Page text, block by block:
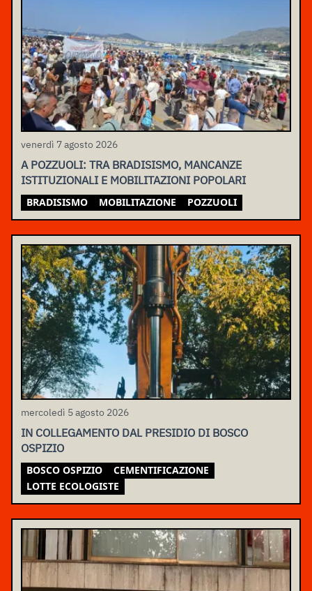
venerdì 7 agosto 2026
A POZZUOLI: TRA BRADISISMO, MANCANZE
ISTITUZIONALI E MOBILITAZIONI POPOLARI
BRADISISMO MOBILITAZIONE POZZUOLI
mercoledì 5 agosto 2026
IN COLLEGAMENTO DAL PRESIDIO DI BOSCO
OSPIZIO
BOSCO OSPIZIO
CEMENTIFICAZIONE
LOTTE ECOLOGISTE